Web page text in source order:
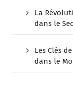
La
dans le
Les Clés
dans le